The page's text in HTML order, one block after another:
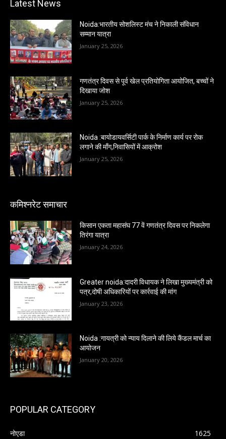
Latest News
Noida:भारतीय सोशलिस्ट मंच ने निकाली संविधान
सम्मान यात्रा
January 25, 2026
गणतंत्र दिवस से पूर्व खेल प्रतियोगिता आयोजित, बच्चों ने
दिखाया जोश
January 25, 2026
Noida :बायोडायवर्सिटी पार्क के निर्माण कार्य पर रोक
लगाने की माँग,निवासियों में आक्रोश
January 25, 2026
कमिश्नरेट समाचार
किसान एकता महासंघ 77 वें गणतंत्र दिवस पर निकलेगा
तिरंगा यात्रा
January 24, 2026
Greater noida:दादरी विधायक ने लिखा मुख्यमंत्री को
पत्र,दोषी अधिकारियों पर कार्रवाई की मांग
January 23, 2026
Noida :गायत्री को न्याय दिलाने की लिये कैंडल मार्च का
आयोजन
January 20, 2026
POPULAR CATEGORY
नोएडा
1625